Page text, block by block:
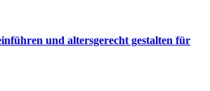
und altersgerecht gestalten für